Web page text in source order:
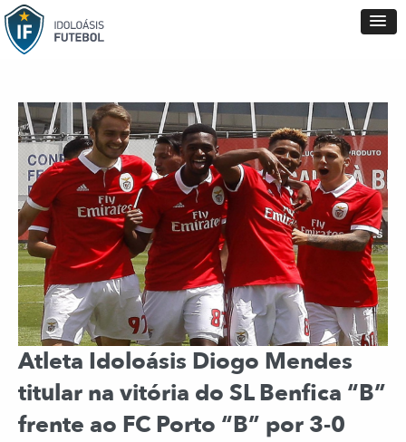
Atleta Idoloásis Diogo Mendes
titular na vitória do SL Benfica “B”
frente ao FC Porto “B” por 3-0